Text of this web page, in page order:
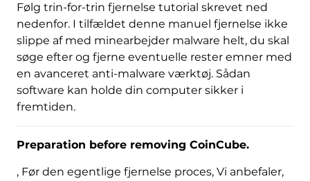
Følg trin-for-trin fjernelse tutorial skrevet ned
nedenfor. I tilfældet denne manuel fjernelse ikke
slippe af med minearbejder malware helt, du skal
søge efter og fjerne eventuelle rester emner med
en avanceret anti-malware værktøj. Sådan
software kan holde din computer sikker i
fremtiden.
Preparation before removing CoinCube.
, Før den egentlige fjernelse proces, Vi anbefaler,